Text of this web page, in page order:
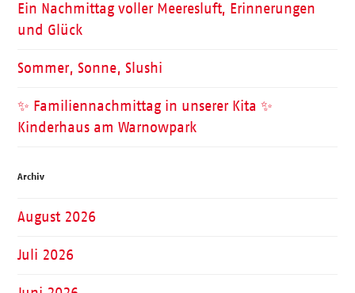
Ein Nachmittag voller Meeresluft, Erinnerungen
und Glück
Sommer, Sonne, Slushi
✨ Familiennachmittag in unserer Kita ✨
Kinderhaus am Warnowpark
Archiv
August 2026
Juli 2026